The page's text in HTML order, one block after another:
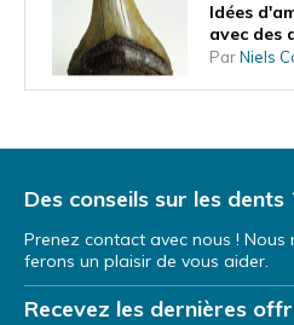
Idées
avec des
ParNiels
Par Niels
Une
Des conseils sur les dents
Prenez contact avec nous ! Nous
ferons un plaisir de vous aider.
Recevez les dernières